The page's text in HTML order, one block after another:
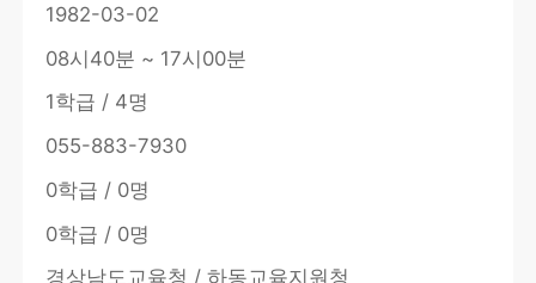
1982-03-02
08시40분 ~ 17시00분
1학급 / 4명
055-883-7930
0학급 / 0명
0학급 / 0명
경상남도교육청 / 하동교육지원청